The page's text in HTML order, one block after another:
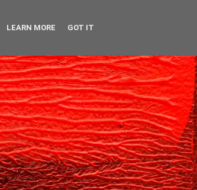
LEARN MORE GOT IT